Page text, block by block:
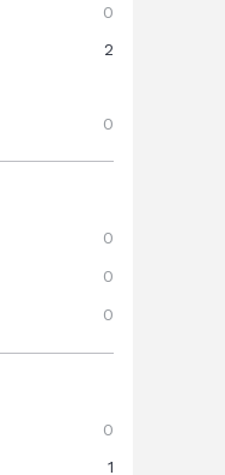
0
2
0
0
0
0
0
1